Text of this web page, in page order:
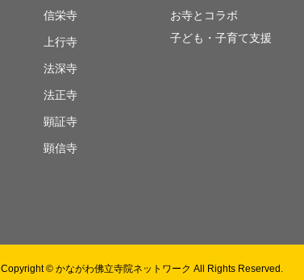
信栄寺
上行寺
法深寺
法正寺
顕証寺
顕信寺
お寺とコラボ
子ども・子育て支援
Copyright © かながわ佛立寺院ネットワーク All Rights Reserved.